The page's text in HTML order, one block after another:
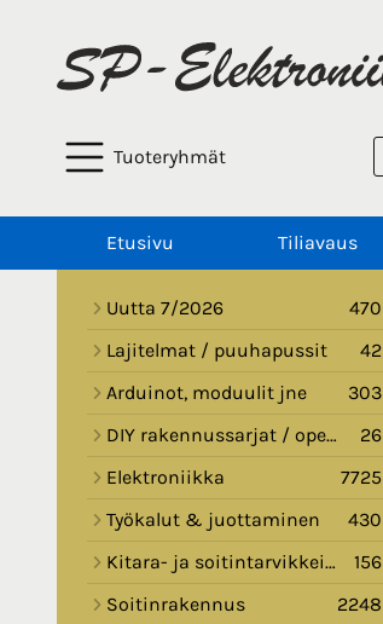
Tuoteryhmät
Etusivu Tiliavaus
Uutta 7/2026
470
Lajitelmat / puuhapussit
42
Arduinot, moduulit jne
303
DIY rakennussarjat / opetussarjat
26
Elektroniikka
7725
Työkalut & juottaminen
430
Kitara- ja soitintarvikkeita
156
Soitinrakennus
2248